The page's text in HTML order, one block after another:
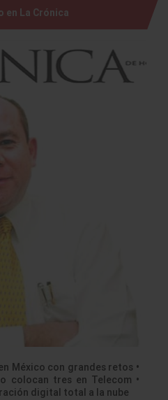
en La Crónica
México con grandes retos •
colocan tres en Telecom •
digital total a la nube